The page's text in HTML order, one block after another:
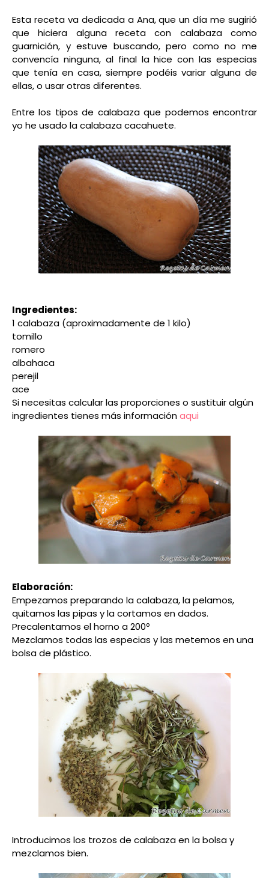
Esta receta va dedicada a Ana, que un día me sugirió
que hiciera alguna receta con calabaza como
guarnición, y estuve buscando, pero como no me
convencía ninguna, al final la hice con las especias
que tenía en casa, siempre podéis variar alguna de
ellas, o usar otras diferentes.
Entre los tipos de calabaza que podemos encontrar
yo he usado la calabaza cacahuete.
Ingredientes:
1 calabaza (aproximadamente de 1 kilo)
tomillo
romero
albahaca
perejil
ace
Si necesitas calcular las proporciones o sustituir algún
ingredientes tienes más informaciónaqui
Elaboración:
Empezamos preparando la calabaza, la pelamos,
quitamos las pipas y la cortamos en dados.
Precalentamos el horno a 200º
Mezclamos todas las especias y las metemos en una
bolsa de plástico.
Introducimos los trozos de calabaza en la bolsa y
mezclamos bien.